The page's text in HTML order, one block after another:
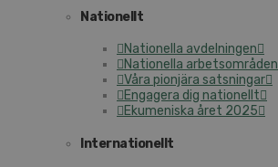
Nationellt
Nationella avdelningen
Nationella arbetsområden
Våra pionjära satsningar
Engagera dig nationellt
Ekumeniska året 2025
Internationellt